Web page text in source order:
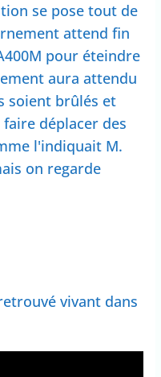
se pose tout de
attend fin
pour éteindre
aura attendu
soient brûlés et
déplacer des
l'indiquait M.
on regarde
vivant dans